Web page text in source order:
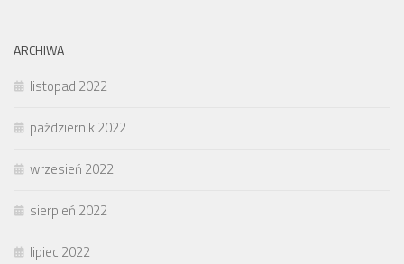
ARCHIWA
listopad 2022
październik 2022
wrzesień 2022
sierpień 2022
lipiec 2022